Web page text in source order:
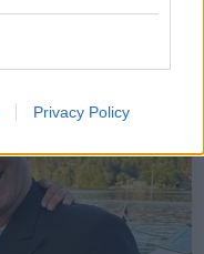
Privacy Policy